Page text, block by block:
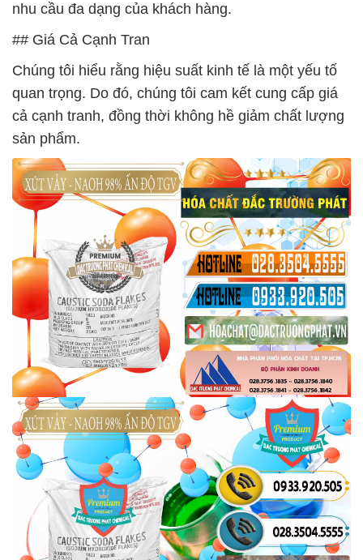
nhu cầu đa dạng của khách hàng.
## Giá Cả Cạnh Tran
Chúng tôi hiểu rằng hiệu suất kinh tế là một yếu tố
quan trọng. Do đó, chúng tôi cam kết cung cấp giá
cả cạnh tranh, đồng thời không hề giảm chất lượng
sản phẩm.